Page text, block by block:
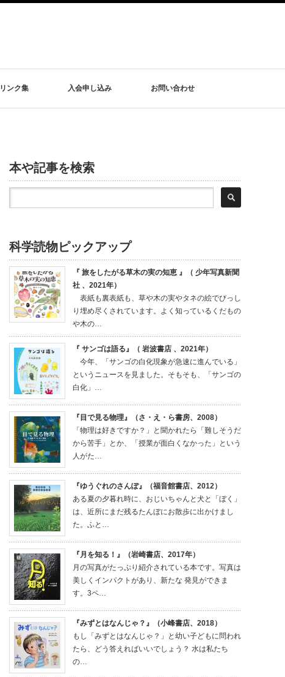
リンク集 入会申し込み お問い合わせ
本や記事を検索
科学読物ピックアップ
『 旅をしたがる草木の実の知恵 』（ 少年写真新聞
社 、2021年）
表紙も裏表紙も、草や木の実やタネの絵でびっし
り埋め尽くされています。よく知っているくだもの
や木の…
『 サンゴは語る』（ 岩波書店 、2021年）
今年、「サンゴの白化現象が急速に進んでいる」
というニュースを見ました。そもそも、「サンゴの
白化」…
『目で見る物理』（さ・え・ら書房、2008）
「物理は好きですか？」と聞かれたら「難しそうだ
から苦手」とか、「授業が面白くなかった」という
人がた…
『ゆうぐれのさんぽ』（福音館書店、2012）
ある夏の夕暮れ時に、おじいちゃんと犬と「ぼく」
は、近所にまだ残るたんぼにお散歩に出かけまし
た。ふと…
『月を知る！』（岩崎書店、2017年）
月の写真がたっぷり紹介されている本です。写真は
美しくインパクトがあり、新たな 発見ができま
す。3ペ…
『みずとはなんじゃ？』（小峰書店、2018）
もし「みずとはなんじゃ？」と幼い子どもに問われ
たら、どう答えればいいでしょう？ 水は私たち
の…